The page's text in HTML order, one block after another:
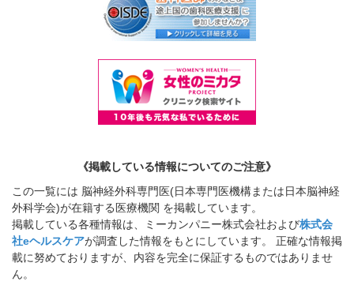
《掲載している情報についてのご注意》
この一覧には 脳神経外科専門医(日本専門医機構または日本脳神経
外科学会)が在籍する医療機関 を掲載しています。
掲載している各種情報は、ミーカンパニー株式会社および株式会
社eヘルスケアが調査した情報をもとにしています。 正確な情報掲
載に努めておりますが、内容を完全に保証するものではありませ
ん。